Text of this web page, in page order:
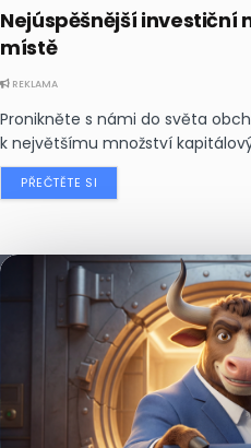
Nejúspěšnější investiční
místě
REKLAMA
Pronikněte s námi do světa
k největšímu množství
PŘEČTĚTE SI
Nejčtenější